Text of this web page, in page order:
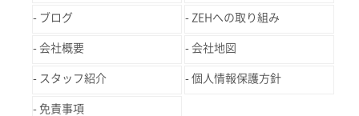
ブログ ZEHへの取り組み
会社概要 会社地図
スタッフ紹介 個人情報保護方針
免責事項